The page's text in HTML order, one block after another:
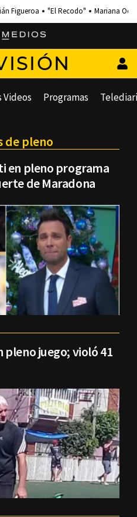
Figueroa "El Recodo" Mariana
Programas
de pleno
en pleno programa
de Maradona
pleno juego; violó 41